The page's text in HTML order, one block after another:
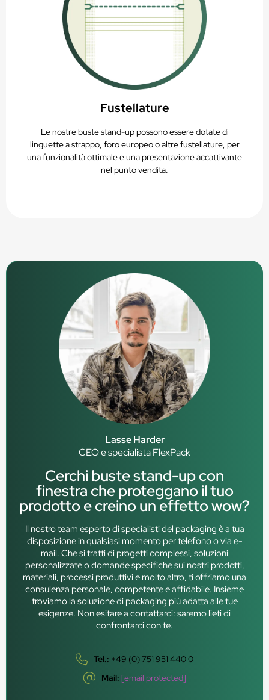
Fustellature
Le nostre buste stand-up possono essere dotate di
linguette a strappo, foro europeo o altre fustellature, per
una funzionalità ottimale e una presentazione accattivante
nel punto vendita.
Lasse Harder
CEO e specialista FlexPack
Cerchi buste stand-up con
finestra che proteggano il tuo
prodotto e creino un effetto wow?
Il nostro team esperto di specialisti del packaging è a tua
disposizione in qualsiasi momento per telefono o via e-
mail. Che si tratti di progetti complessi, soluzioni
personalizzate o domande specifiche sui nostri prodotti,
materiali, processi produttivi e molto altro, ti offriamo una
consulenza personale, competente e affidabile. Insieme
troviamo la soluzione di packaging più adatta alle tue
esigenze. Non esitare a contattarci: saremo lieti di
confrontarci con te.
Tel.: +49 (0) 751 951 440 0
Mail: [email protected]